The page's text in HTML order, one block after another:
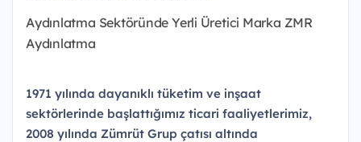
Aydınlatma Sektöründe Yerli Üretici Marka ZMR
Aydınlatma
1971 yılında dayanıklı tüketim ve inşaat
sektörlerinde başlattığımız ticari faaliyetlerimiz,
2008 yılında Zümrüt Grup çatısı altında